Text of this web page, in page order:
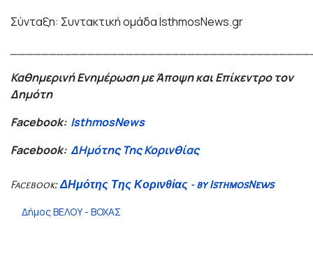
Σύνταξη: Συντακτική ομάδα IsthmosNews.gr
Καθημερινή Ενημέρωση με Άποψη και Επίκεντρο τον
Δημότη
Facebook: IsthmosNews
Facebook: ΔΗμότης Της Κορινθίας
Facebook:ΔΗμότης Της Κορινθίας - by IsthmosNews
Δήμος ΒΕΛΟΥ - ΒΟΧΑΣ